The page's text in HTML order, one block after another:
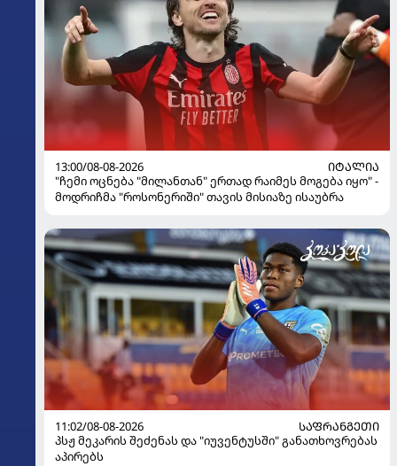
13:00/08-08-2026
ᲘᲢᲐᲚᲘᲐ
"ჩემი ოცნება "მილანთან" ერთად რაიმეს მოგება იყო" -
მოდრიჩმა "როსონერიში" თავის მისიაზე ისაუბრა
11:02/08-08-2026
ᲡᲐᲤᲠᲐᲜᲒᲔᲗᲘ
პსჟ მეკარის შეძენას და "იუვენტუსში" განათხოვრებას
აპირებს